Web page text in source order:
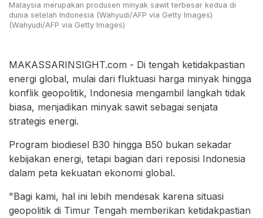
Malaysia merupakan produsen minyak sawit terbesar kedua di
dunia setelah Indonesia (Wahyudi/AFP via Getty Images)
(Wahyudi/AFP via Getty Images)
MAKASSARINSIGHT.com - Di tengah ketidakpastian
energi global, mulai dari fluktuasi harga minyak hingga
konflik geopolitik, Indonesia mengambil langkah tidak
biasa, menjadikan minyak sawit sebagai senjata
strategis energi.
Program biodiesel B30 hingga B50 bukan sekadar
kebijakan energi, tetapi bagian dari reposisi Indonesia
dalam peta kekuatan ekonomi global.
"Bagi kami, hal ini lebih mendesak karena situasi
geopolitik di Timur Tengah memberikan ketidakpastian